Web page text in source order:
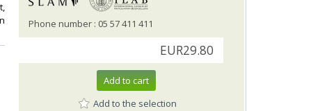
Phone number : 05 57 411 411
EUR29.80
Add to cart
Add to the selection